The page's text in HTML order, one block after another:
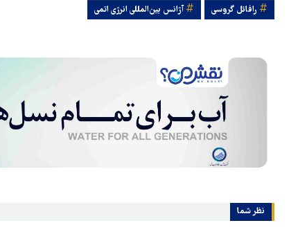
رافائل گروسی آژانس بین‌المللی انرژی اتمی
نظر شما